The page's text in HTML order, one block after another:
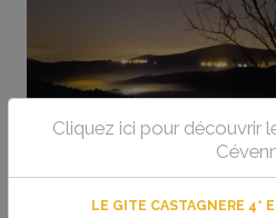
Niché au cœur de cette merveilleuse
Cévennes vous ouvre les portes vers un
Cliquez ici pour découvrir
LE GITE CASTAGNERE 4*